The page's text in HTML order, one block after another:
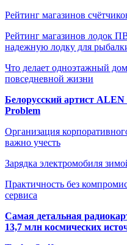
Рейтинг магазинов
Рейтинг магазинов лодок
надежную лодку для
Что делает одноэтажный
повседневной жизни
Белорусский артист
Problem
Организация
важно учесть
Зарядка электромобиля
Практичность без
сервиса
Самая детальная
13,7 млн космических